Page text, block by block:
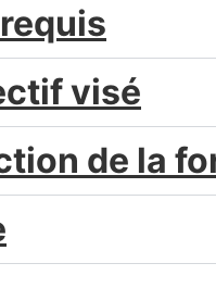
visé
de la